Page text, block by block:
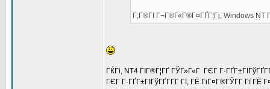
Г‚Г®ГІ Г¬Г®Г«Г®Г¤ГҐГ¦Гј, Windows NT
ГЌГі, NT4 ГІГ®Г¦ГҐ ГЎГ»Г«Г ГЄГ
ГЄГ Г·ГҐГ±ГІГўГҐГ­Г­Г Гї, ГЁ ГіГ¤Г®ГЎГ­Г Гї ГЁ